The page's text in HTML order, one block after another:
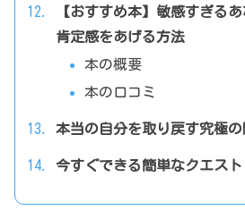
【おすすめ本】敏感すぎる
肯定感をあげる方法
本の概要
本の口コミ
本当の自分を取り戻す究極の
今すぐできる簡単なクエスト